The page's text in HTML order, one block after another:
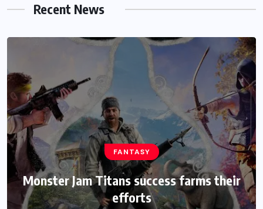
Recent News
HEROES
Assassin’s Creed Clip Swiss as State
Secretart for